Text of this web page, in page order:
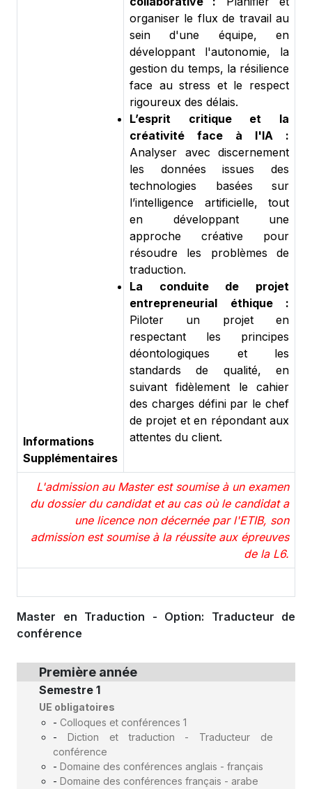
Informations
Supplémentaires
organiser le flux de travail au
sein d'une équipe, en
développant l'autonomie, la
gestion du temps, la résilience
face au stress et le respect
rigoureux des délais.
L’esprit critique et la
créativité face à l'IA :
Analyser avec discernement
les données issues des
technologies basées sur
l’intelligence artificielle, tout
en développant une
approche créative pour
résoudre les problèmes de
traduction.
La conduite de projet
entrepreneurial éthique :
Piloter un projet en
respectant les principes
déontologiques et les
standards de qualité, en
suivant fidèlement le cahier
des charges défini par le chef
de projet et en répondant aux
attentes du client.
L'admission au Master est soumise à un examen
du dossier du candidat et au cas où le candidat a
une licence non décernée par l'ETIB, son
admission est soumise à la réussite aux épreuves
de la L6.
Master en Traduction - Option: Traducteur de
conférence
Première année
Semestre 1
UE obligatoires
- Colloques et conférences 1
- Diction et traduction - Traducteur de
conférence
- Domaine des conférences anglais - français
- Domaine des conférences français - arabe